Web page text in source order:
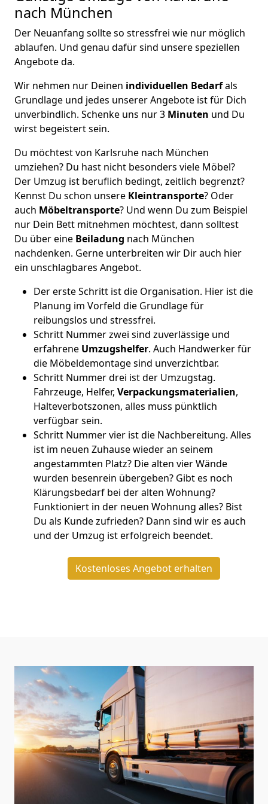
nach München
Der Neuanfang sollte so stressfrei wie nur möglich
ablaufen. Und genau dafür sind unsere speziellen
Angebote da.
Wir nehmen nur Deinen individuellen Bedarfals
Grundlage und jedes unserer Angebote ist für Dich
unverbindlich. Schenke uns nur 3 Minuten und Du
wirst begeistert sein.
Du möchtest von Karlsruhe nach München
umziehen? Du hast nicht besonders viele Möbel?
Der Umzug ist beruflich bedingt, zeitlich begrenzt?
Kennst Du schon unsere Kleintransporte? Oder
auch Möbeltransporte? Und wenn Du zum Beispiel
nur Dein Bett mitnehmen möchtest, dann solltest
Du über eine Beiladung nach München
nachdenken. Gerne unterbreiten wir Dir auch hier
ein unschlagbares Angebot.
Der erste Schritt ist die Organisation. Hier ist die
Planung im Vorfeld die Grundlage für
reibungslos und stressfrei.
Schritt Nummer zwei sind zuverlässige und
erfahrene Umzugshelfer. Auch Handwerker für
die Möbeldemontage sind unverzichtbar.
Schritt Nummer drei ist der Umzugstag.
Fahrzeuge, Helfer, Verpackungsmaterialien,
Halteverbotszonen, alles muss pünktlich
verfügbar sein.
Schritt Nummer vier ist die Nachbereitung. Alles
ist im neuen Zuhause wieder an seinem
angestammten Platz? Die alten vier Wände
wurden besenrein übergeben? Gibt es noch
Klärungsbedarf bei der alten Wohnung?
Funktioniert in der neuen Wohnung alles? Bist
Du als Kunde zufrieden? Dann sind wir es auch
und der Umzug ist erfolgreich beendet.
Kostenloses Angebot erhalten